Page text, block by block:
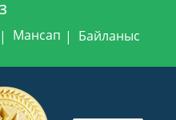
Мансап Байланыс